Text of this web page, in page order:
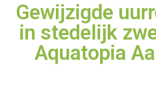
Gewijzigde
in stedelijk
Aquatopia